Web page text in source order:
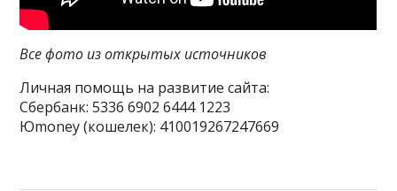
Все фото из открытых источников
Личная помощь на развитие сайта:
Сбербанк: 5336 6902 6444 1223
Юmoney (кошелек): 410019267247669